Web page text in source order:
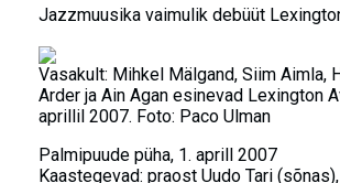
Jazzmuusika vaimulik debüüt
Vasakult: Mihkel Mälgand, Siim Aimla,
Arder ja Ain Agan esinevad Lexington
aprillil 2007. Foto: Paco Ulman
Palmipuude püha, 1. aprill 2007
Kaastegevad: praost Uudo Tari